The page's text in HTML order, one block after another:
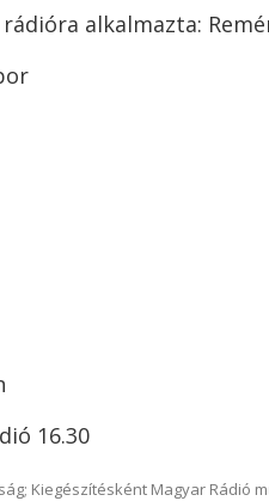
alkalmazta:
16.30
Kiegészítésként Magyar Rádió